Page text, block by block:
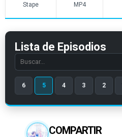
Stape MP4
Lista de Episodios
Search
episode
number
6 5 4 3 2
COMPARTIR